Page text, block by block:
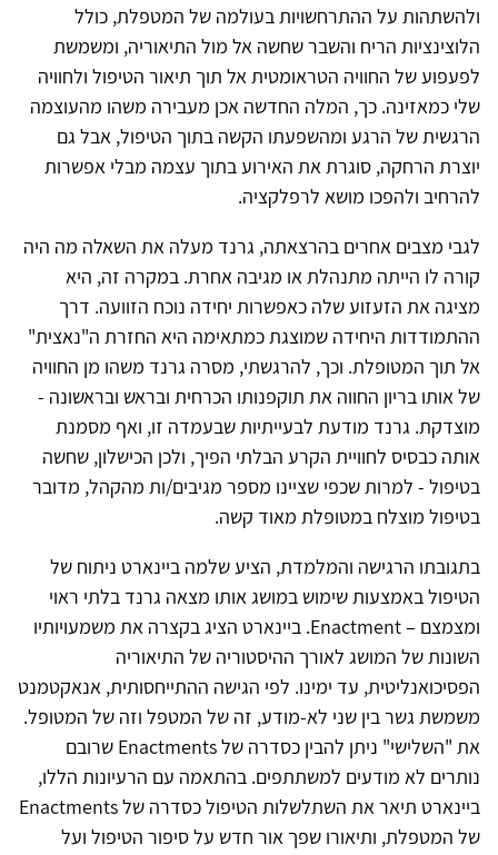
ולהשתהות על ההתרחשויות בעולמה של המטפלת, כולל
הלוצינציות הריח והשבר שחשה אל מול התיאוריה, ומשמשת
לפעפוע של החוויה הטראומטית אל תוך תיאור הטיפול ולחוויה
שלי כמאזינה. כך, המלה החדשה אכן מעבירה משהו מהעוצמה
הרגשית של הרגע ומהשפעתו הקשה בתוך הטיפול, אבל גם
יוצרת הרחקה, סוגרת את האירוע בתוך עצמה מבלי אפשרות
להרחיב ולהפכו מושא לרפלקציה.
לגבי מצבים אחרים בהרצאתה, גרנד מעלה את השאלה מה היה
קורה לו הייתה מתנהלת או מגיבה אחרת. במקרה זה, היא
מציגה את הזעזוע שלה כאפשרות יחידה נוכח הזוועה. דרך
ההתמודדות היחידה שמוצגת כמתאימה היא החזרת ה"נאצית"
אל תוך המטופלת. וכך, להרגשתי, מסרה גרנד משהו מן החוויה
של אותו בריון החווה את תוקפנותו הכרחית ובראש ובראשונה -
מוצדקת. גרנד מודעת לבעייתיות שבעמדה זו, ואף מסמנת
אותה כבסיס לחוויית הקרע הבלתי הפיך, ולכן הכישלון, שחשה
בטיפול - למרות שכפי שציינו מספר מגיבים/ות מהקהל, מדובר
בטיפול מוצלח במטופלת מאוד קשה.
בתגובתו הרגישה והמלמדת, הציע שלמה ביינארט ניתוח של
הטיפול באמצעות שימוש במושג אותו מצאה גרנד בלתי ראוי
ומצמצם – Enactment. ביינארט הציג בקצרה את משמעויותיו
השונות של המושג לאורך ההיסטוריה של התיאוריה
הפסיכואנליטית, עד ימינו. לפי הגישה ההתייחסותית, אנאקטמנט
משמשת גשר בין שני לא-מודע, זה של המטפל וזה של המטופל.
את "השלישי" ניתן להבין כסדרה של Enactments שרובם
נותרים לא מודעים למשתתפים. בהתאמה עם הרעיונות הללו,
ביינארט תיאר את השתלשלות הטיפול כסדרה של Enactments
של המטפלת, ותיאורו שפך אור חדש על סיפור הטיפול ועל